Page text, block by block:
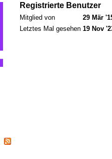
Registrierte Benutzer
Mitglied von
29 Mär
Letztes Mal gesehen 19 Nov